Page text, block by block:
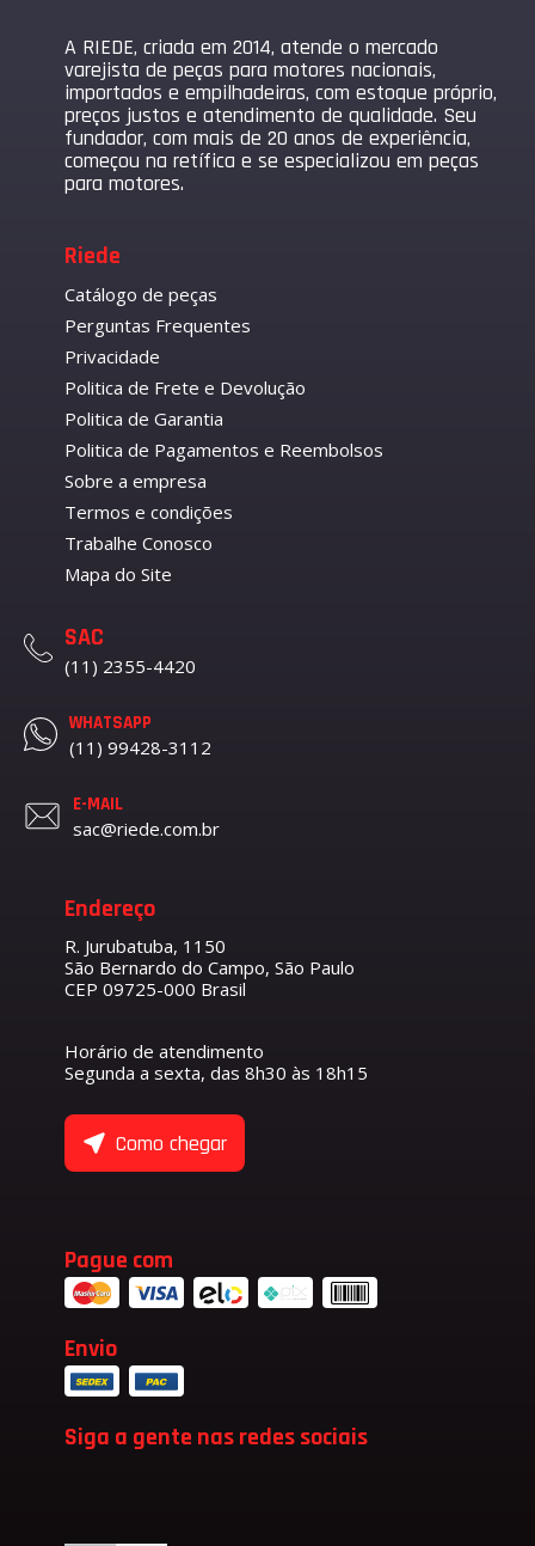
A RIEDE, criada em 2014, atende o mercado
varejista de peças para motores nacionais,
importados e empilhadeiras, com estoque próprio,
preços justos e atendimento de qualidade. Seu
fundador, com mais de 20 anos de experiência,
começou na retífica e se especializou em peças
para motores.
Riede
Catálogo de peças
Perguntas Frequentes
Privacidade
Politica de Frete e Devolução
Politica de Garantia
Politica de Pagamentos e Reembolsos
Sobre a empresa
Termos e condições
Trabalhe Conosco
Mapa do Site
SAC
(11) 2355-4420
WHATSAPP
(11) 99428-3112
E-MAIL
sac@riede.com.br
Endereço
R. Jurubatuba, 1150
São Bernardo do Campo, São Paulo
CEP 09725-000 Brasil
Horário de atendimento
Segunda a sexta, das 8h30 às 18h15
Como chegar
Pague com
Envio
Siga a gente nas redes sociais